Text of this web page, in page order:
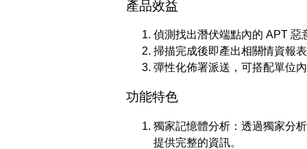
產品效益
偵測找出潛伏端點內的 APT 惡
掃描完成後即產出相關情資報
彈性化佈署派送，可搭配單位
功能特色
獨家記憶體分析：透過獨家分
提供完整的資訊。